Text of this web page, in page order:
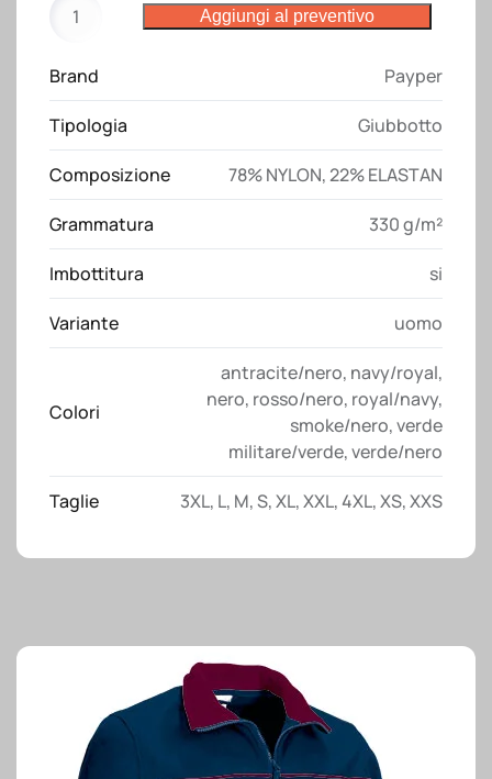
Stream
Payper
quantità
Aggiungi al preventivo
Brand Payper
Tipologia Giubbotto
Composizione 78% NYLON, 22% ELASTAN
Grammatura 330 g/m²
Imbottitura si
Variante uomo
Colori
antracite/nero, navy/royal,
nero, rosso/nero, royal/navy,
smoke/nero,verde
militare/verde,verde/nero
Taglie 3XL, L, M,S,XL,XXL,4XL,XS,XXS